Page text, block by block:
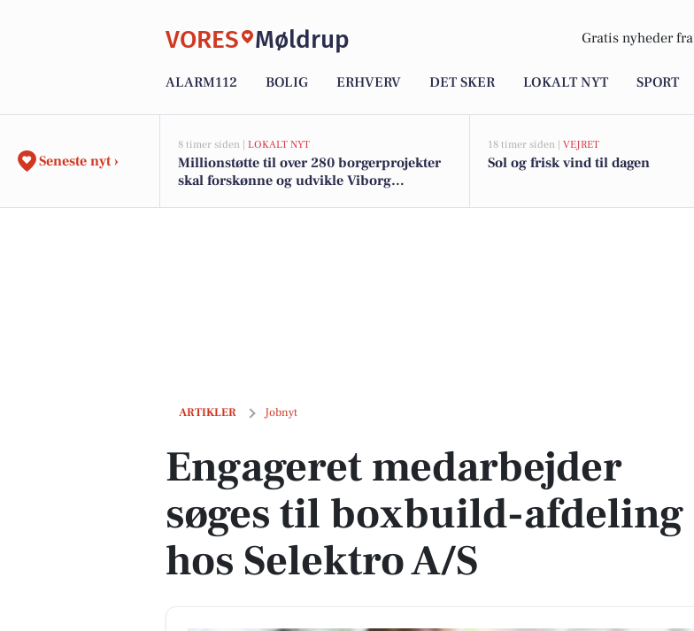
VORES Møldrup Gratis nyheder fra
ALARM112 BOLIG ERHVERV DET SKER LOKALT NYT SPORT
Seneste nyt ›
8 timer siden | LOKALT NYT
Millionstøtte til over 280 borgerprojekter
skal forskønne og udvikle Viborg
18 timer siden | VEJRET
Sol og frisk vind til dagen
ARTIKLER Jobnyt
Engageret medarbejder søges til boxbuild-afdeling hos Selektro A/S
Engageret medarbejder
søges til boxbuild-afdeling
hos Selektro A/S